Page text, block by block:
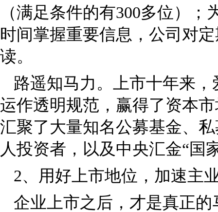
（满足条件的有300多位）
时间掌握重要信息，公司对
读。
路遥知马力。上市十年来
运作透明规范，赢得了资本
汇聚了大量知名公募基金、
人投资者，以及中央汇金“国
2、用好上市地位，加速主
企业上市之后，才是真正